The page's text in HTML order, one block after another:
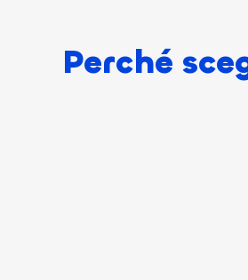
Perché